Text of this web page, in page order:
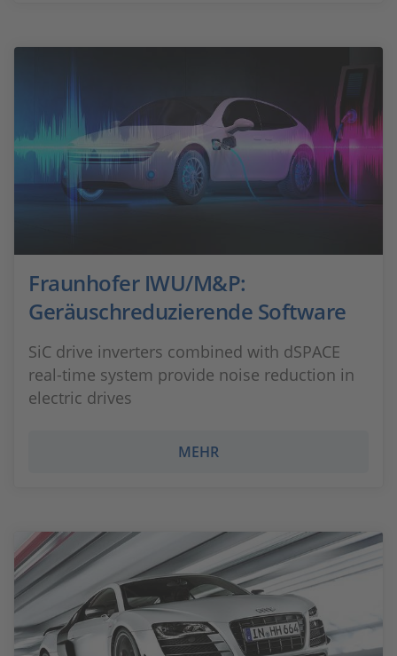
Fraunhofer IWU/M&P:
Geräuschreduzierende Software
SiC drive inverters combined with dSPACE
real-time system provide noise reduction in
electric drives
MEHR